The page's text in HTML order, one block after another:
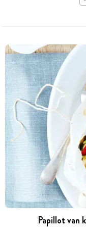
Papillot van